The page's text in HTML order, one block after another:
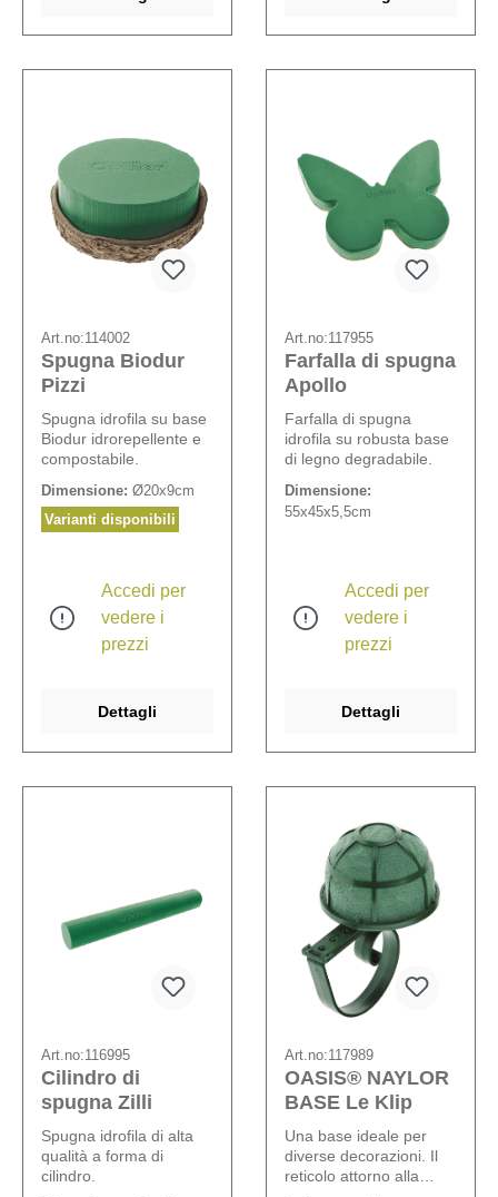
Art.no:114002
Spugna Biodur
Pizzi
Spugna idrofila su base
Biodur idrorepellente e
compostabile.
Dimensione: Ø20x9cm
Varianti disponibili
Accedi per
vedere i
prezzi
Dettagli
Art.no:117955
Farfalla di spugna
Apollo
Farfalla di spugna
idrofila su robusta base
di legno degradabile.
Dimensione:
55x45x5,5cm
Accedi per
vedere i
prezzi
Dettagli
Art.no:116995
Cilindro di
spugna Zilli
Spugna idrofila di alta
qualità a forma di
cilindro.
Art.no:117989
OASIS® NAYLOR
BASE Le Klip
Una base ideale per
diverse decorazioni. Il
reticolo attorno alla